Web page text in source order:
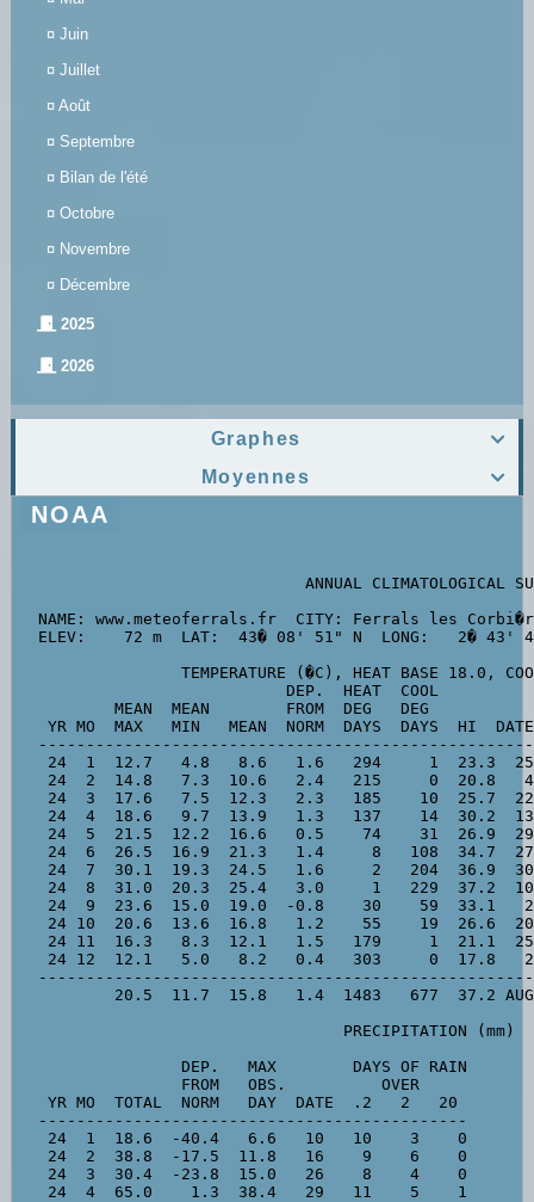
¤ Juin
¤ Juillet
¤ Août
¤ Septembre
¤ Bilan de l'été
¤ Octobre
¤ Novembre
¤ Décembre
2025
2026

Graphes

Moyennes
NOAA